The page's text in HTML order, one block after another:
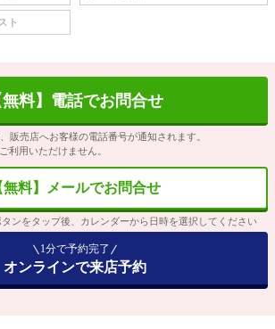
ト
無料】電話でお問合せ
販売店へお客様の電話番号が通知されます。
利用いただけません。
無料】メールでお問合せ
タンをタップ後、カレンダーから日時を選択してください
1分で予約完了
オンラインで来店予約